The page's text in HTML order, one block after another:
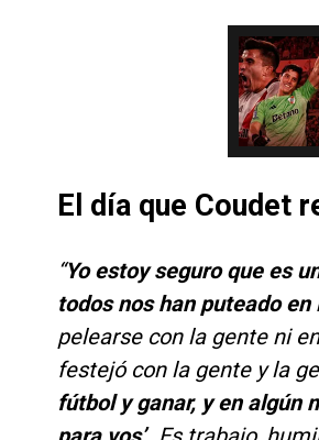
El día que Coudet
“Yo estoy seguro que es
todos nos han puteado
pelearse con la gente ni
festejó con la gente y la
fútbol y ganar, y en algún